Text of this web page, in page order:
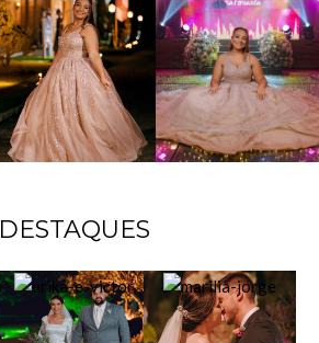
DESTAQUES